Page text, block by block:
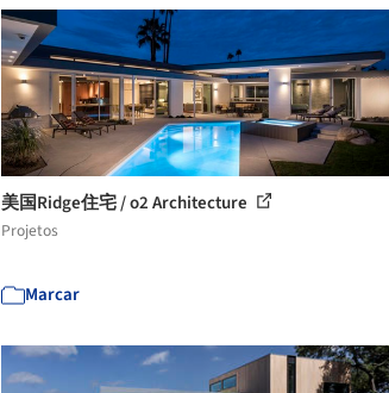
美国Ridge住宅 / o2 Architecture
Projetos
Marcar